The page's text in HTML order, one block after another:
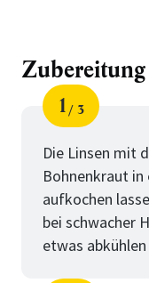
Zubereitung
Schritt
1
von
3
Die Linsen mit
Bohnenkraut in
aufkochen
bei schwacher
etwas abkühlen